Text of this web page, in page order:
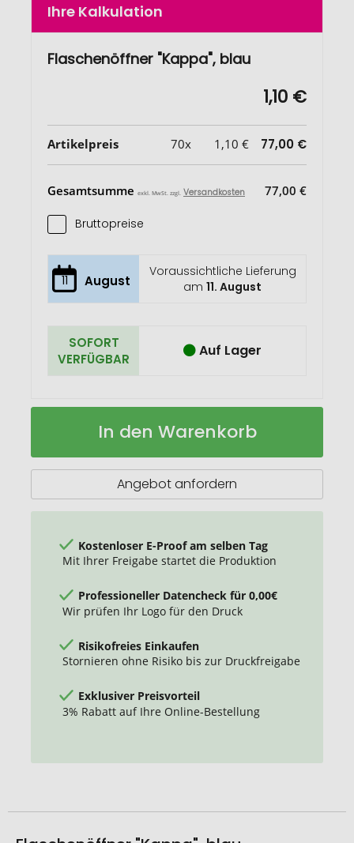
Ihre Kalkulation
Flaschenöffner "Kappa", blau
1,10 €
Artikelpreis 70x 1,10 € 77,00 €
Gesamtsumme exkl. MwSt. zzgl. Versandkosten 77,00 €
Bruttopreise
11 August
Voraussichtliche Lieferung
am11. August
SOFORT
VERFÜGBAR
Auf Lager
Flaschenöffner
Auf
In den Warenkorb
Angebot anfordern
Kostenloser E-Proof am selben Tag
Mit Ihrer Freigabe startet die Produktion
Professioneller Datencheck für 0,00€
Wir prüfen Ihr Logo für den Druck
Risikofreies Einkaufen
Stornieren ohne Risiko bis zur Druckfreigabe
Exklusiver Preisvorteil
3% Rabatt auf Ihre Online-Bestellung